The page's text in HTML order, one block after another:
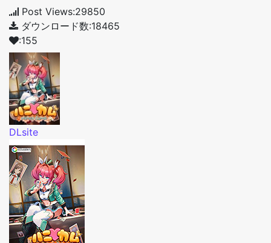
Post Views:29850
ダウンロード数:18465
:155
DLsite